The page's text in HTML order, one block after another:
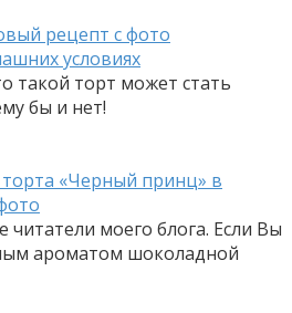
рецепт с фото
условиях
такой торт может стать
бы и нет!
«Черный принц» в
читатели моего блога. Если Вы
ароматом шоколадной